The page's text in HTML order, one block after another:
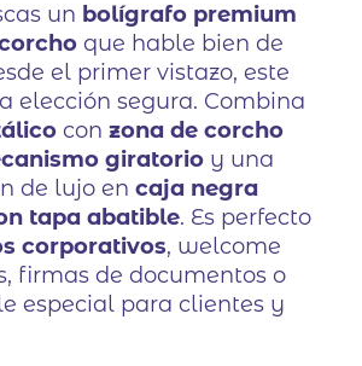
un bolígrafo premium
que hable bien de
el primer vistazo, este
elección segura. Combina
conzona de corcho
giratorio y una
de lujo encaja negra
tapa abatible. Es perfecto
corporativos, welcome
firmas de documentos o
especial para clientes y